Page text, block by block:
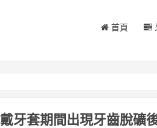
首頁
戴牙套期間出現牙齒脫礦